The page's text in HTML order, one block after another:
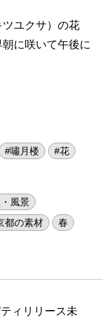
ユクサ）の花
に咲いて午後に
#嘯月楼
#花
風景
都の素材
春
ィリリース未